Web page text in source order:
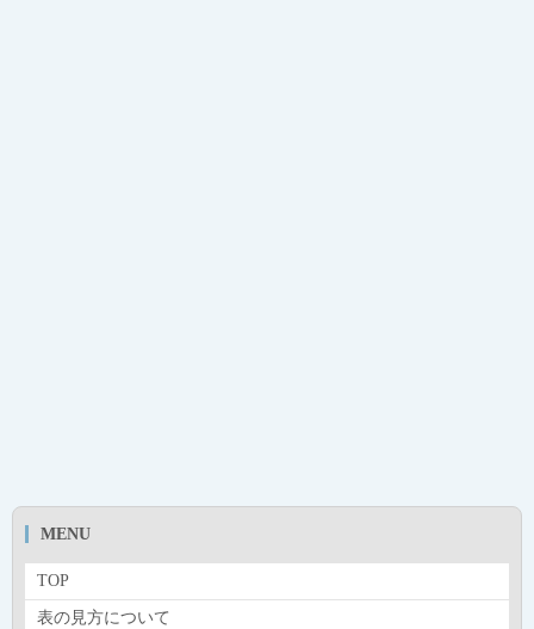
MENU
TOP
表の見方について